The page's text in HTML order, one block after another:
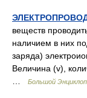
веществ
наличием в них
заряда)
Величина (v),
Большой